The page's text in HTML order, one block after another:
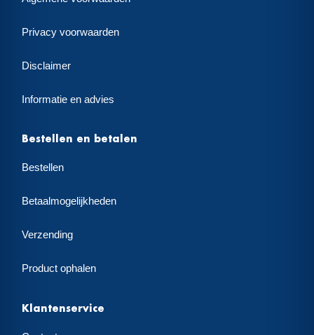
Privacy voorwaarden
Disclaimer
Informatie en advies
Bestellen en betalen
Bestellen
Betaalmogelijkheden
Verzending
Product ophalen
Klantenservice